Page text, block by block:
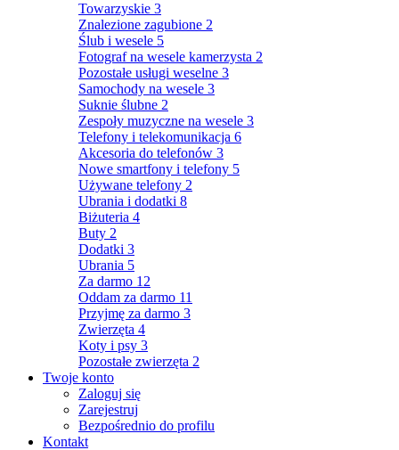
Towarzyskie 3
Znalezione zagubione 2
Ślub i wesele 5
Fotograf na wesele kamerzysta 2
Pozostałe usługi weselne 3
Samochody na wesele 3
Suknie ślubne 2
Zespoły muzyczne na wesele 3
Telefony i telekomunikacja 6
Akcesoria do telefonów 3
Nowe smartfony i telefony 5
Używane telefony 2
Ubrania i dodatki 8
Biżuteria 4
Buty 2
Dodatki 3
Ubrania 5
Za darmo 12
Oddam za darmo 11
Przyjmę za darmo 3
Zwierzęta 4
Koty i psy 3
Pozostałe zwierzęta 2
Twoje konto
Zaloguj się
Zarejestruj
Bezpośrednio do profilu
Kontakt